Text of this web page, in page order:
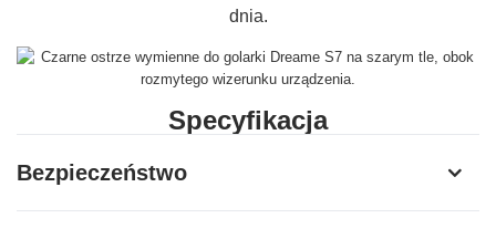
dnia.
Specyfikacja
Model ASH01
Bezpieczeństwo